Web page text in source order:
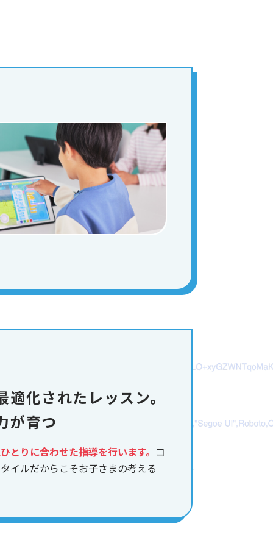
化されたレッスン。
が育つ
とりに合わせた指導を行います。 コ
イルだからこそお子さまの考える